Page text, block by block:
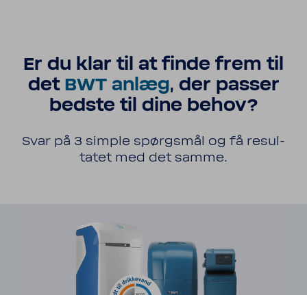
Er du klar til at finde frem til
det BWT anlæg, der passer
bedste til dine behov?
Svar på 3 simple spørgsmål og få resul­
tatet med det samme.